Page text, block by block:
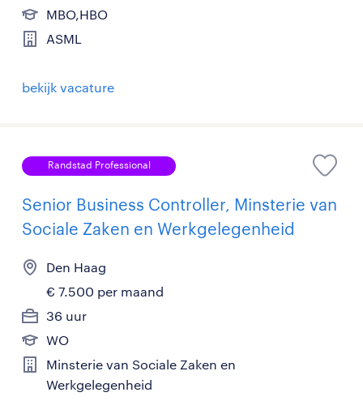
MBO,HBO
ASML
bekijk vacature
Randstad Professional
Senior Business Controller, Minsterie van
Sociale Zaken en Werkgelegenheid
Den Haag
€ 7.500 per maand
36 uur
WO
Minsterie van Sociale Zaken en
Werkgelegenheid